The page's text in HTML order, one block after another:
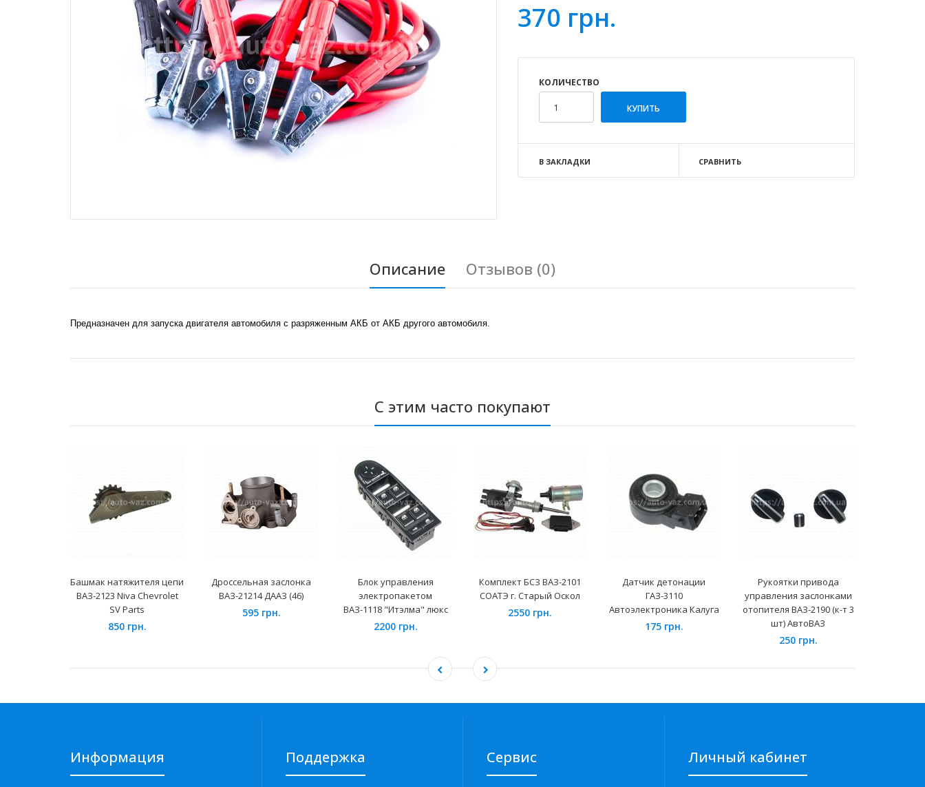
370 грн.
КОЛИЧЕСТВО
В ЗАКЛАДКИ СРАВНИТЬ
Описание Отзывов (0)
Предназначен для запуска двигателя автомобиля с разряженным АКБ от АКБ другого автомобиля.
С этим часто покупают
Башмак натяжителя цепи
ВАЗ-2123 Niva Chevrolet
SV Parts
850 грн.
Дроссельная заслонка
ВАЗ-21214 ДААЗ (46)
595 грн.
Блок управления
электропакетом
ВАЗ-1118 "Итэлма" люкс
2200 грн.
Комплект БСЗ ВАЗ-2101
СОАТЭ г. Старый Оскол
2550 грн.
Датчик детонации
ГАЗ-3110
Автоэлектроника Калуга
175 грн.
Рукоятки привода
управления заслонками
отопителя ВАЗ-2190 (к-т 3
шт) АвтоВАЗ
250 грн.
Информация Поддержка Сервис Личный кабинет